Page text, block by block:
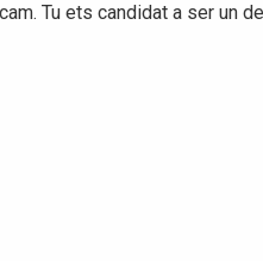
Tu ets candidat a ser un